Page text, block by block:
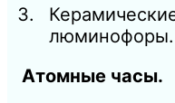
люминофоры.
Атомные часы.